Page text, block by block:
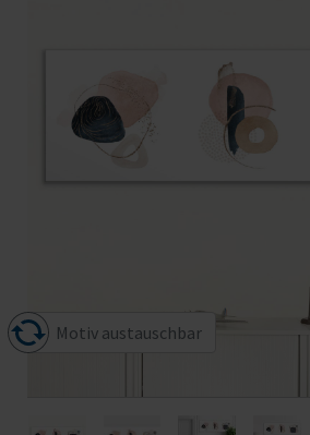
Motiv austauschbar